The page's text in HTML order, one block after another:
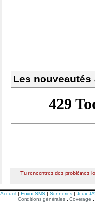
Les
Tu rencontres des problèmes
Accueil | Envoi SMS | Sonneries | Jeux
Conditions générales. Coverage